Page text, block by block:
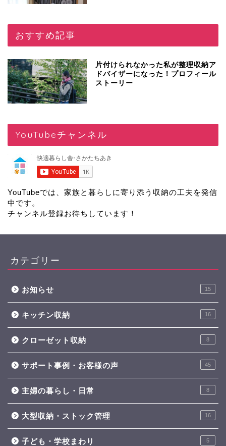
おすすめ記事
片付けられなかった私が整理収納ア
ドバイザーになった！プロフィール
ストーリー
YouTubeチャンネル
YouTubeでは、家族と暮らしに寄り添う収納の工夫を発信
中です。
チャンネル登録お待ちしています！
カテゴリー
お知らせ 15
キッチン収納 16
クローゼット収納 8
サポート事例・お客様の声 45
主婦の暮らし・日常 8
大型収納・ストック管理 16
子ども・学校まわり 5